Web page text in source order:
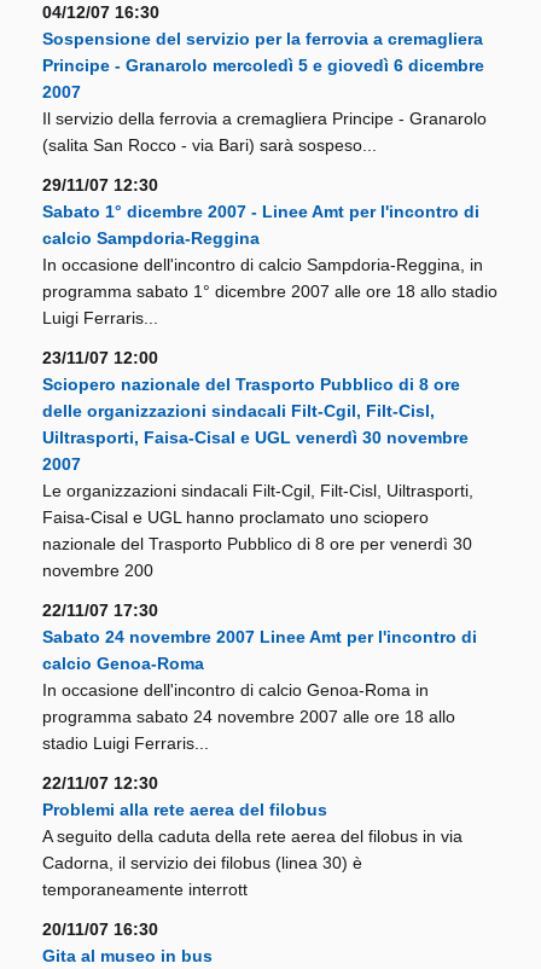
04/12/07 16:30
Sospensione del servizio per la ferrovia a cremagliera
Principe - Granarolo mercoledì 5 e giovedì 6 dicembre
2007
Il servizio della ferrovia a cremagliera Principe - Granarolo
(salita San Rocco - via Bari) sarà sospeso...
29/11/07 12:30
Sabato 1° dicembre 2007 - Linee Amt per l'incontro di
calcio Sampdoria-Reggina
In occasione dell'incontro di calcio Sampdoria-Reggina, in
programma sabato 1° dicembre 2007 alle ore 18 allo stadio
Luigi Ferraris...
23/11/07 12:00
Sciopero nazionale del Trasporto Pubblico di 8 ore
delle organizzazioni sindacali Filt-Cgil, Filt-Cisl,
Uiltrasporti, Faisa-Cisal e UGL venerdì 30 novembre
2007
Le organizzazioni sindacali Filt-Cgil, Filt-Cisl, Uiltrasporti,
Faisa-Cisal e UGL hanno proclamato uno sciopero
nazionale del Trasporto Pubblico di 8 ore per venerdì 30
novembre 200
22/11/07 17:30
Sabato 24 novembre 2007 Linee Amt per l'incontro di
calcio Genoa-Roma
In occasione dell'incontro di calcio Genoa-Roma in
programma sabato 24 novembre 2007 alle ore 18 allo
stadio Luigi Ferraris...
22/11/07 12:30
Problemi alla rete aerea del filobus
A seguito della caduta della rete aerea del filobus in via
Cadorna, il servizio dei filobus (linea 30) è
temporaneamente interrott
20/11/07 16:30
Gita al museo in bus